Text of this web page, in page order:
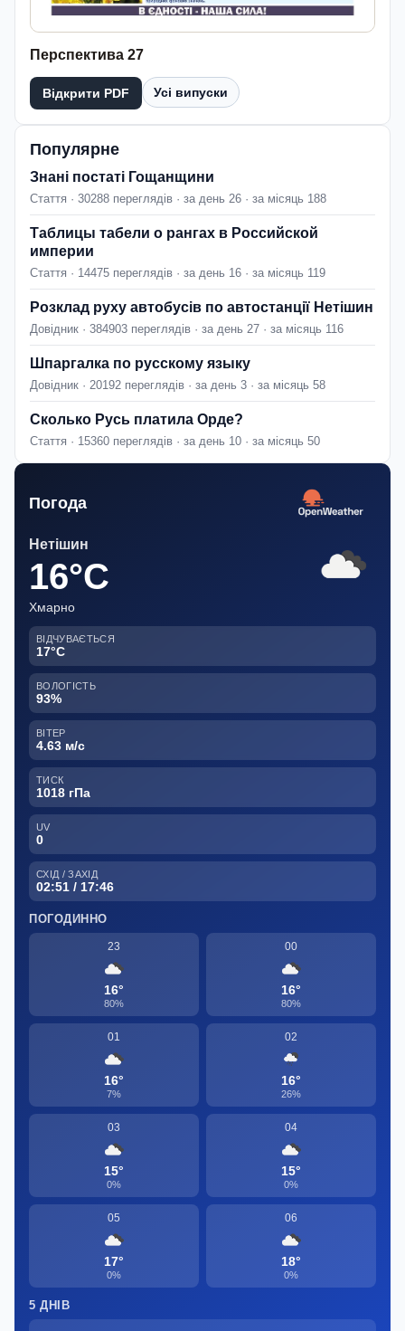
Перспектива 27
Відкрити PDF Усі випуски
Популярне
Знані постаті Гощанщини
Стаття · 30288 переглядів · за день 26 · за місяць 188
Таблицы табели о рангах в Российской
империи
Стаття · 14475 переглядів · за день 16 · за місяць 119
Розклад руху автобусів по автостанції Нетішин
Довідник · 384903 переглядів · за день 27 · за місяць 116
Шпаргалка по русскому языку
Довідник · 20192 переглядів · за день 3 · за місяць 58
Сколько Русь платила Орде?
Стаття · 15360 переглядів · за день 10 · за місяць 50
Погода
Нетішин
16°C
Хмарно
ВІДЧУВАЄТЬСЯ
17°C
ВОЛОГІСТЬ
93%
ВІТЕР
4.63 м/с
ТИСК
1018 гПа
UV
0
СХІД / ЗАХІД
02:51 / 17:46
ПОГОДИННО
23
16°
80%
00
16°
80%
01
16°
7%
02
16°
26%
03
15°
0%
04
15°
0%
05
17°
0%
06
18°
0%
5 ДНІВ